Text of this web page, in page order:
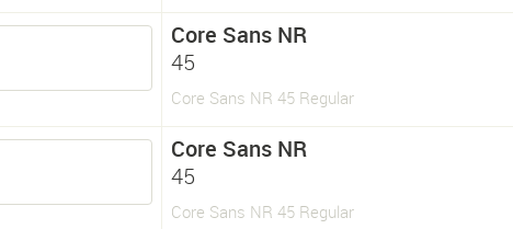
Core Sans NR
45
Core Sans NR 45 Regular
Core Sans NR
45
Core Sans NR 45 Regular